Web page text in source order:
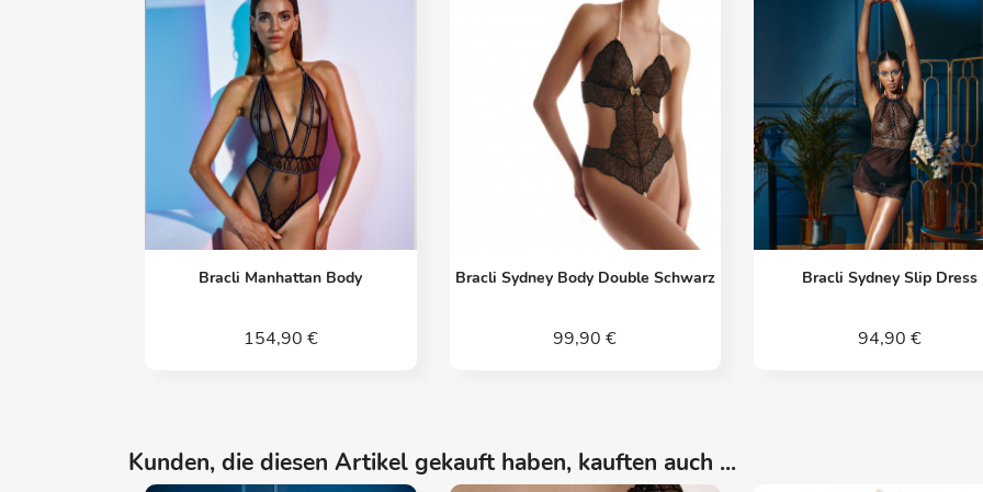
Vorschau
Bracli Manhattan Body
154,90 €
Vorschau
Bracli Sydney Body Double Schwarz
99,90 €
Vorschau
Bracli Sydney Slip Dress
94,90 €
Kunden, die diesen Artikel gekauft haben, kauften auch ...